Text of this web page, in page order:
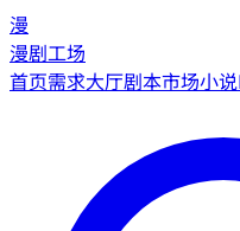
漫
漫剧工场
首页需求大厅剧本市场小